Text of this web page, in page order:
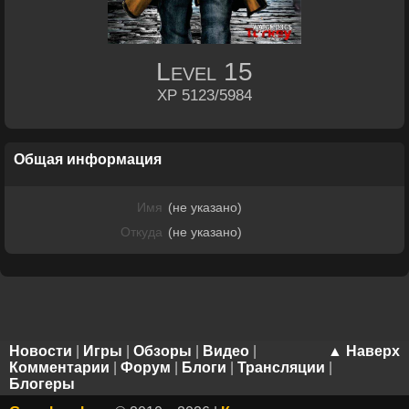
Level 15
XP 5123/5984
Общая информация
Имя (не указано)
Откуда (не указано)
▲ Наверх
Новости Игры Обзоры Видео
Комментарии
Форум Блоги Трансляции
Блогеры